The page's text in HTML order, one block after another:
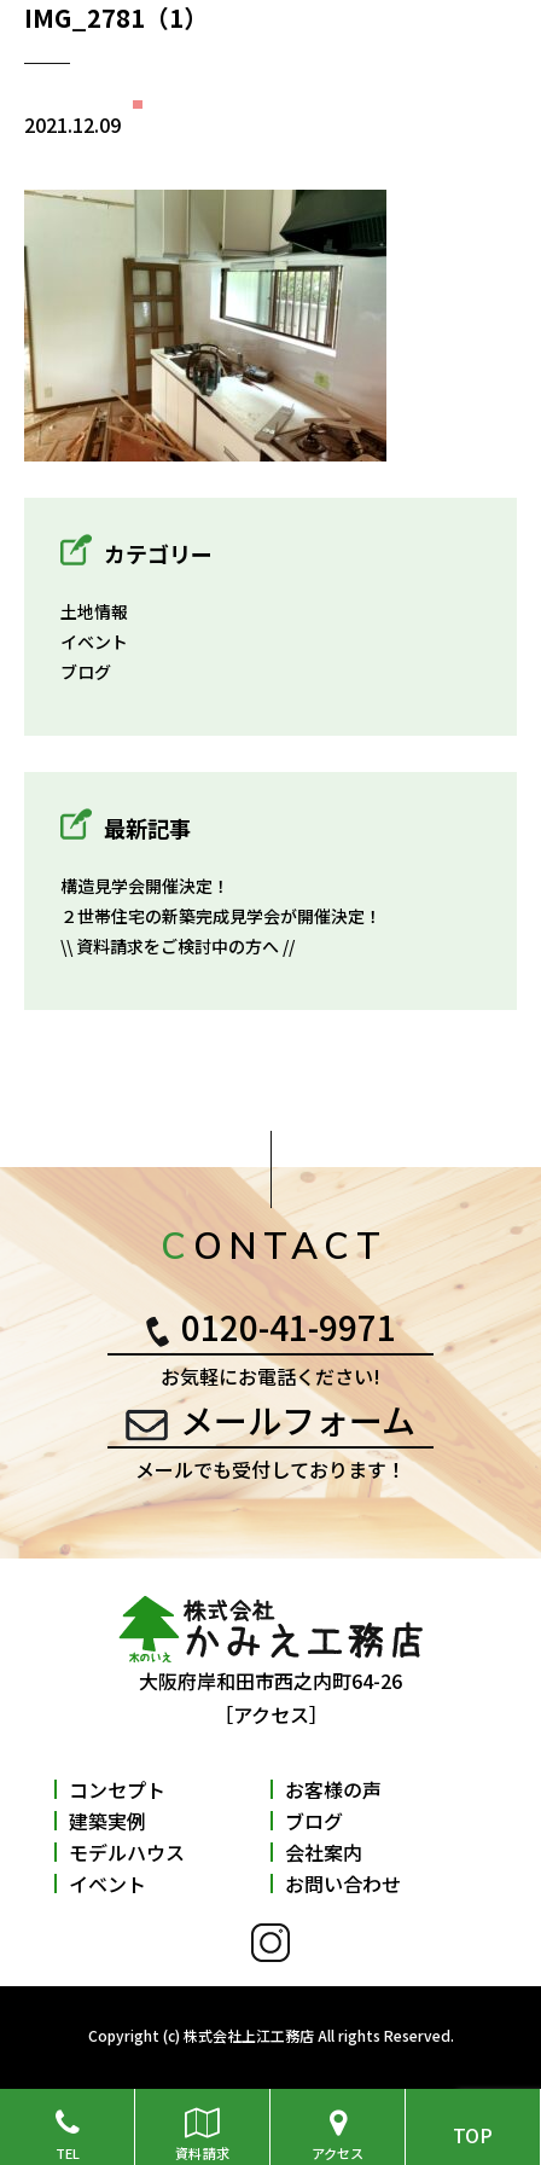
IMG_2781（1）
2021.12.09
カテゴリー
土地情報
イベント
ブログ
最新記事
構造見学会開催決定！
２世帯住宅の新築完成見学会が開催決定！
\\ 資料請求をご検討中の方へ //
CONTACT
0120-41-9971
お気軽にお電話ください!
メールフォーム
メールでも受付しております！
大阪府岸和田市西之内町64-26
［アクセス］
コンセプト
建築実例
モデルハウス
イベント
お客様の声
ブログ
会社案内
お問い合わせ
Copyright (c) 株式会社上江工務店 All rights Reserved.
TEL 資料請求 アクセス
TOP